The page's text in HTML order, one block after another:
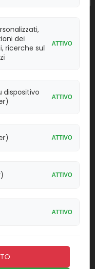
dei
ricerche sul
ATTIVO
dispositivo
ATTIVO
ATTIVO
ATTIVO
ATTIVO